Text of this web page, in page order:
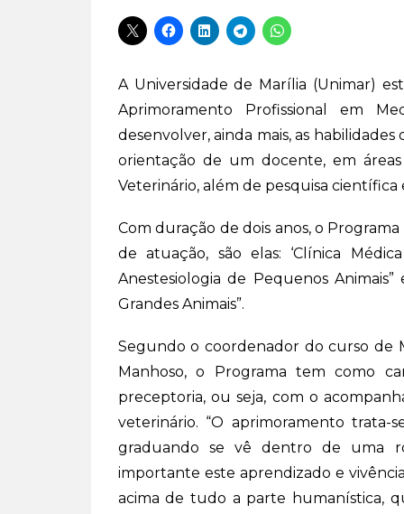
A Universidade de Marília (Unimar)
Aprimoramento Profissional em
desenvolver, ainda mais, as
orientação de um docente, em
Veterinário, além de pesquisa científica
Com duração de dois anos, o
de atuação, são elas: ‘Clínica
Anestesiologia de Pequenos
Grandes Animais”.
Segundo o coordenador do curso de
Manhoso, o Programa tem como
preceptoria, ou seja, com o
veterinário. “O aprimoramento
graduando se vê dentro de uma
importante este aprendizado e
acima de tudo a parte humanística,